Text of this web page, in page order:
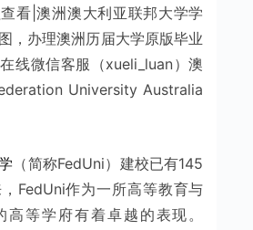
看|澳洲澳大利亚联邦大学学
，办理澳洲历届大学原版毕业
线微信客服（xueli_luan）澳
University Australia
（简称FedUni）建校已有145
FedUni作为一所高等教育与
等学府有着卓越的表现。